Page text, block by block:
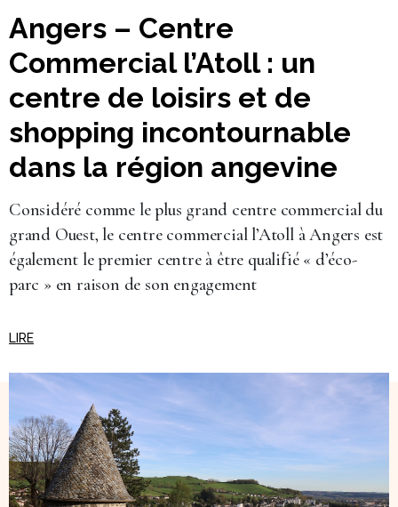
Angers – Centre
Commercial l’Atoll : un
centre de loisirs et de
shopping incontournable
dans la région angevine
Considéré comme le plus grand centre commercial du
grand Ouest, le centre commercial l’Atoll à Angers est
également le premier centre à être qualifié « d’éco-
parc » en raison de son engagement